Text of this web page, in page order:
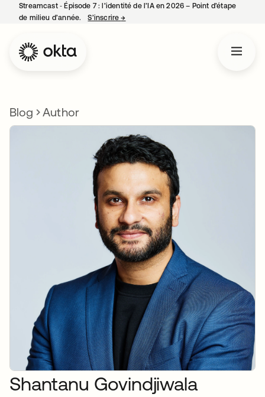
Streamcast ‑ Épisode 7 : l’identité de l’IA en 2026 – Point d’étape
de milieu d’année.
S’inscrire→
Blog Author
Shantanu Govindjiwala